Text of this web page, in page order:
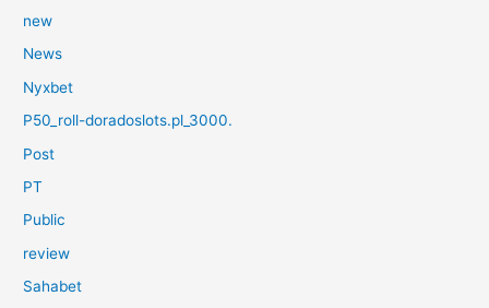
new
News
Nyxbet
P50_roll-doradoslots.pl_3000.
Post
PT
Public
review
Sahabet